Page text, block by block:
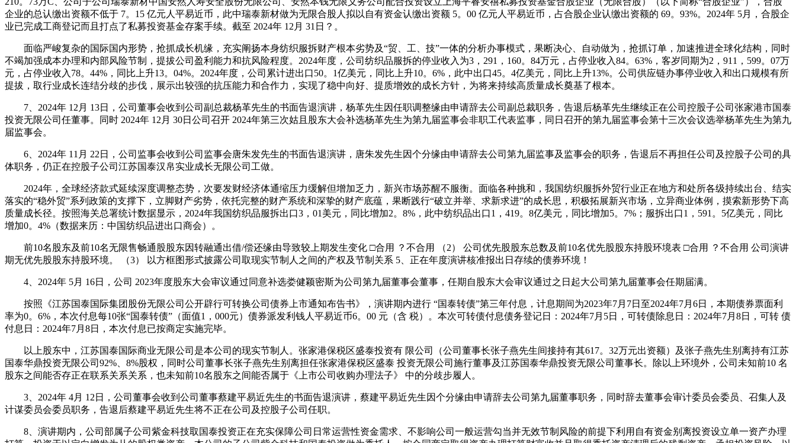
企业的总认缴出资额不低于 7。15 亿元人平易近币，此中瑞泰新材做为无限合股人拟以自有资金认缴出资额 5。00 亿元人平易近币，占合股企业认缴出资额的 69。93%。2024年 5月，合股企
业已完成工商登记而且打点了私募投资基金存案手续。截至 2024年 12月 31日？。
面临严峻复杂的国际国内形势，抢抓成长机缘，充实阐扬本身纺织服拆财产根本劣势及“贸、工、技”一体的分析办事模式，果断决心、自动做为，抢抓订单，加速推进全球化结构，同时
不竭加强成本办理和内部风险节制，提拔公司盈利能力和抗风险程度。2024年度，公司纺织品服拆的停业收入为3，291，160。84万元，占停业收入84。63%，客岁同期为2，911，599。07万
元，占停业收入78。44%，同比上升13。04%。2024年度，公司累计进出口50。1亿美元，同比上升10。6%，此中出口45。4亿美元，同比上升13%。公司供应链办事停业收入和出口规模有所
提拔，取行业成长连结分歧的步伐，展示出较强的抗压能力和合作力，实现了稳中向好、提质增效的成长方针，为将来持续高质量成长奠基了根本。
7、2024年 12月 13日，公司董事会收到公司副总裁杨革先生的书面告退演讲，杨革先生因任职调整缘由申请辞去公司副总裁职务，告退后杨革先生继续正在公司控股子公司张家港市国泰
投资无限公司任董事。同时 2024年 12月 30日公司召开 2024年第三次姑且股东大会补选杨革先生为第九届监事会非职工代表监事，同日召开的第九届监事会第十三次会议选举杨革先生为第九
届监事会。
6、2024年 11月 22日，公司监事会收到公司监事会唐朱发先生的书面告退演讲，唐朱发先生因个分缘由申请辞去公司第九届监事及监事会的职务，告退后不再担任公司及控股子公司的具
体职务，仍正在控股子公司江苏国泰汉帛实业成长无限公司工做。
2024年，全球经济款式延续深度调整态势，次要发财经济体通缩压力缓解但增加乏力，新兴市场苏醒不服衡。面临各种挑和，我国纺织服拆外贸行业正在地方和处所各级持续出台、结实
落实的“稳外贸”系列政策的支撑下，立脚财产劣势，依托完整的财产系统和深挚的财产底蕴，果断践行“破立并举、求新求进”的成长思，积极拓展新兴市场，立异商业体例，摸索新形势下高
质量成长径。按照海关总署统计数据显示，2024年我国纺织品服拆出口3，01美元，同比增加2。8%，此中纺织品出口1，419。8亿美元，同比增加5。7%；服拆出口1，591。5亿美元，同比
增加0。4%（数据来历：中国纺织品进出口商会）。
前10名股东及前10名无限售畅通股股东因转融通出借/偿还缘由导致较上期发生变化 □合用 ？不合用 （2） 公司优先股股东总数及前10名优先股股东持股环境表 □合用 ？不合用 公司演讲
期无优先股股东持股环境。 （3） 以方框图形式披露公司取现实节制人之间的产权及节制关系 5、正在年度演讲核准报出日存续的债券环境！
4、2024年 5月 16日，公司 2023年度股东大会审议通过同意补选娄健颖密斯为公司第九届董事会董事，任期自股东大会审议通过之日起大公司第九届董事会任期届满。
按照《江苏国泰国际集团股份无限公司公开辟行可转换公司债券上市通知布告书》，演讲期内进行 “国泰转债”第三年付息，计息期间为2023年7月7日至2024年7月6日，本期债券票面利
率为0。6%，本次付息每10张“国泰转债”（面值1，000元）债券派发利钱人平易近币6。00 元（含 税）。本次可转债付息债务登记日：2024年7月5日，可转债除息日：2024年7月8日，可转 债
付息日：2024年7月8日，本次付息已按商定实施完毕。
以上股东中，江苏国泰国际商业无限公司是本公司的现实节制人。张家港保税区盛泰投资有 限公司（公司董事长张子燕先生间接持有其617。32万元出资额）及张子燕先生别离持有江苏
国泰华鼎投资无限公司92%、8%股权，同时公司董事长张子燕先生别离担任张家港保税区盛泰 投资无限公司施行董事及江苏国泰华鼎投资无限公司董事长。除以上环境外，公司未知前10 名
股东之间能否存正在联系关系关系，也未知前10名股东之间能否属于《上市公司收购办理法子》 中的分歧步履人。
3、2024年 4月 12日，公司董事会收到公司董事蔡建平易近先生的书面告退演讲，蔡建平易近先生因个分缘由申请辞去公司第九届董事职务，同时辞去董事会审计委员会委员、召集人及
计谋委员会委员职务，告退后蔡建平易近先生将不正在公司及控股子公司任职。
8、演讲期内，公司部属子公司紫金科技取国泰投资正在充实保障公司日常运营性资金需求、不影响公司一般运营勾当并无效节制风险的前提下利用自有资金别离投资设立单一资产办理